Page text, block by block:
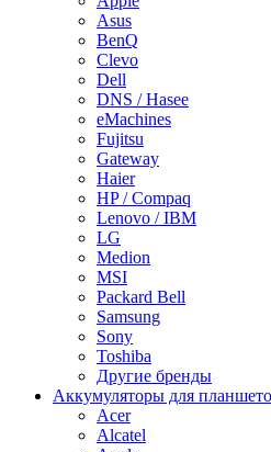
Asus
BenQ
Clevo
Dell
DNS / Hasee
eMachines
Fujitsu
Gateway
Haier
HP / Compaq
Lenovo / IBM
LG
Medion
MSI
Packard Bell
Samsung
Sony
Toshiba
Другие бренды
Аккумуляторы для
Acer
Alcatel